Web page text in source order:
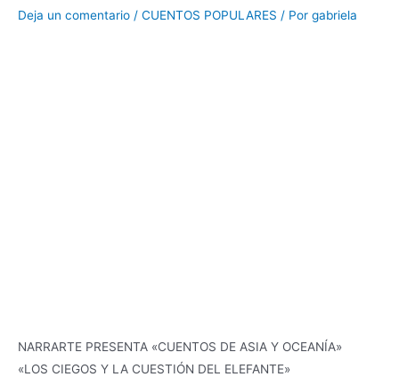
Deja un comentario / CUENTOS POPULARES / Por gabriela
NARRARTE PRESENTA «CUENTOS DE ASIA Y OCEANÍA»
«LOS CIEGOS Y LA CUESTIÓN DEL ELEFANTE»